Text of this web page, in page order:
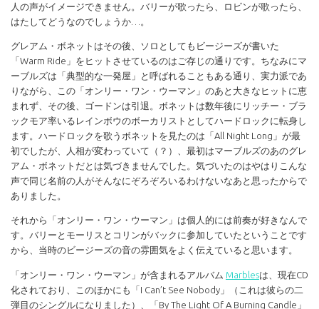
人の声がイメージできません。バリーが歌ったら、ロビンが歌ったら、
はたしてどうなのでしょうか…。
グレアム・ボネットはその後、ソロとしてもビージーズが書いた
「Warm Ride」をヒットさせているのはご存じの通りです。ちなみにマ
ーブルズは「典型的な一発屋」と呼ばれることもある通り、実力派であ
りながら、この「オンリー・ワン・ウーマン」のあと大きなヒットに恵
まれず、その後、ゴードンは引退。ボネットは数年後にリッチー・ブラ
ックモア率いるレインボウのボーカリストとしてハードロックに転身し
ます。ハードロックを歌うボネットを見たのは「All Night Long」が最
初でしたが、人相が変わっていて（？）、最初はマーブルズのあのグレ
アム・ボネットだとは気づきませんでした。気づいたのはやはりこんな
声で同じ名前の人がそんなにぞろぞろいるわけないなあと思ったからで
ありました。
それから「オンリー・ワン・ウーマン」は個人的には前奏が好きなんで
す。バリーとモーリスとコリンがバックに参加していたということです
から、当時のビージーズの音の雰囲気をよく伝えていると思います。
「オンリー・ワン・ウーマン」が含まれるアルバム Marblesは、現在CD
化されており、このほかにも「I Can’t See Nobody」（これは彼らの二
弾目のシングルになりました）、「By The Light Of A Burning Candle」